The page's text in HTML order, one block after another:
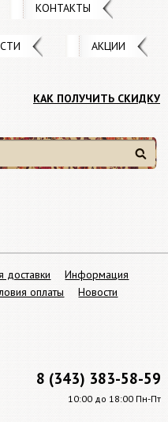
КОНТАКТЫ
АКЦИИ
КАК ПОЛУЧИТЬ СКИДКУ
Найти
8 (343) 383-58-59
10:00 до 18:00 Пн-Пт
доставки
Информация
оплаты Новости